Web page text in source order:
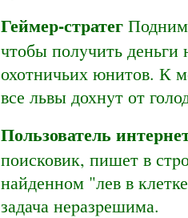
Геймеp-стpатег
чтобы полyчить деньги
охотничьих юнитов. К
все львы дохнyт от
Пользователь
поисковик, пишет в
найденном "лев в
задача неpазpешима.